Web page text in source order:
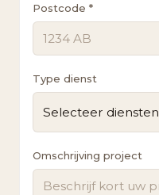
Postcode *
Type dienst
Selecteer diensten
Omschrijving project